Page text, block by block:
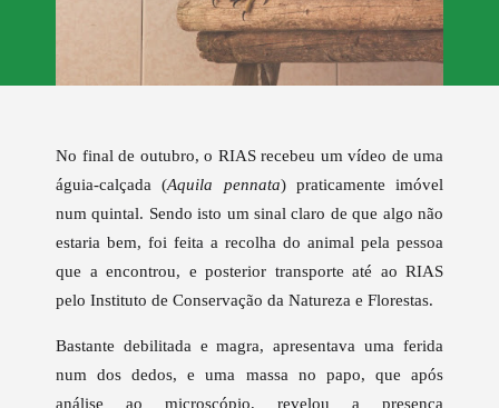
No final de outubro, o RIAS recebeu um vídeo de uma
águia-calçada (Aquila pennata) praticamente imóvel
num quintal. Sendo isto um sinal claro de que algo não
estaria bem, foi feita a recolha do animal pela pessoa
que a encontrou, e posterior transporte até ao RIAS
pelo Instituto de Conservação da Natureza e Florestas.
Bastante debilitada e magra, apresentava uma ferida
num dos dedos, e uma massa no papo, que após
análise ao microscópio, revelou a presença